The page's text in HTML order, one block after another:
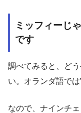
ミッフィーじ
です
調べてみると、ど
い。オランダ語では
なので、ナインチ